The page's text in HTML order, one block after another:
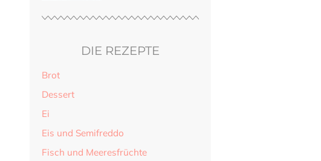
DIE REZEPTE
Brot
Dessert
Ei
Eis und Semifreddo
Fisch und Meeresfrüchte